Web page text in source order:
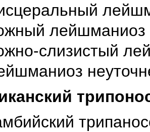
лейшманиоз
слизистый